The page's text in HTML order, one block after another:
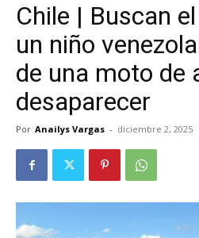
Chile | Buscan
un niño
de una moto de
desaparecer
Por Anailys Vargas - diciembre 2, 2025